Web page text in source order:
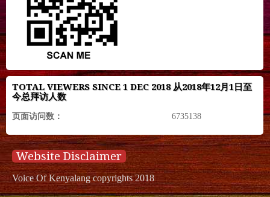
TOTAL VIEWERS SINCE 1 DEC 2018 从2018年12月1日至
今总拜访人数
页面访问数： 6735138
Website Disclaimer
Voice Of Kenyalang copyrights 2018